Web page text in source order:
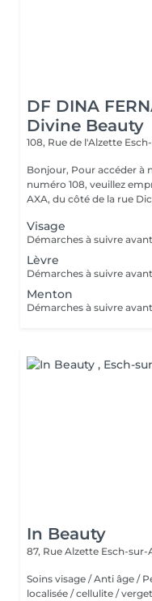
DF DINA
Divine Beauty
108, Rue de l'Alzette
Bonjour, Pour accéder à notre institut, une fois arrivé au
numéro 108, veuillez
AXA, du côté de la rue
Visage
Lèvre
Menton
In Beauty
87, Rue Alzette Esch-sur-
Soins visage / Anti âge /
localisée / cellulite /